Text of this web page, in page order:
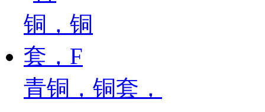
青铜，铜套，